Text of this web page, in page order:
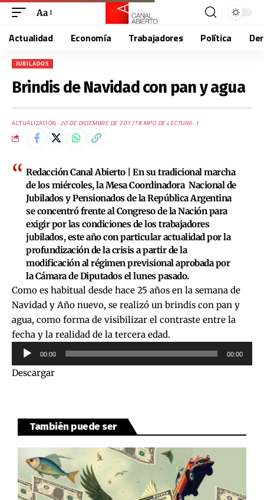
Aa
Actualidad Economía Trabajadores Política
JUBILADOS
Brindis de Navidad con pan y agua
ACTUALIZACIÓN: 20 DE DICIEMBRE DE 2017TIEMPO DE LECTURA: 1
Redacción Canal Abierto |
En su tradicional marcha
de los miércoles, la Mesa Coordinadora Nacional de
Jubilados y Pensionados de la República Argentina
se concentró frente al Congreso de la Nación para
exigir por las condiciones de los trabajadores
jubilados, este año con particular actualidad por la
profundización de la crisis a partir de la
modificación al régimen previsional aprobada por
la Cámara de Diputados el lunes pasado.
Como es habitual desde hace 25 años en la semana de
Navidad y Año nuevo, se realizó un brindis con pan y
agua, como forma de visibilizar el contraste entre la
fecha y la realidad de la tercera edad.
Reproductor
de
audio
00:00 00:00
Descargar
También puede ser